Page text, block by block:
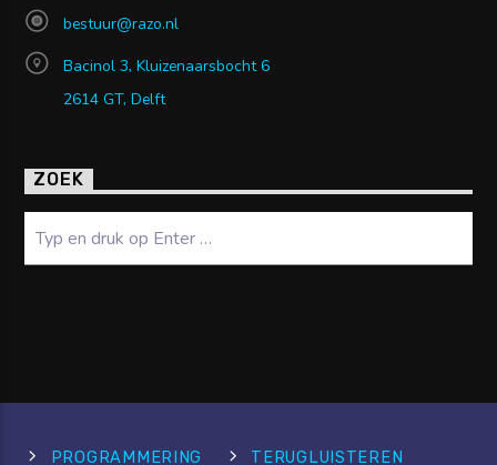
bestuur@razo.nl
Bacinol 3, Kluizenaarsbocht 6
2614 GT, Delft
ZOEK
PROGRAMMERING TERUGLUISTEREN